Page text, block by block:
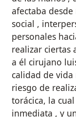
afectaba
social ,
personales
realizar ciertas
a él cirujano
calidad de
riesgo de
torácica, la
inmediata , y